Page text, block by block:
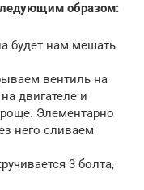
образом:
будет нам мешать
вентиль на
двигателе и
Элементарно
него сливаем
3 болта,